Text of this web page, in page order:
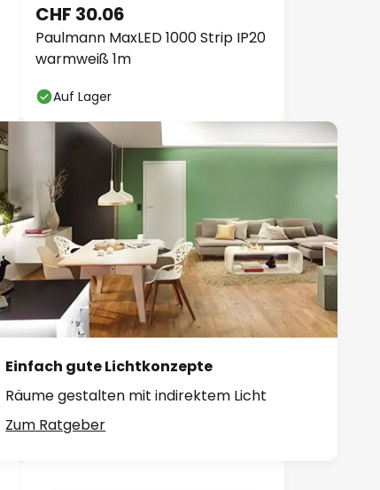
Paulmann MaxLED 1000 Strip IP20
warmweiß 1m
CHF 30.06
Auf Lager
Einfach gute Lichtkonzepte
Räume gestalten mit indirektem Licht
Zum Ratgeber